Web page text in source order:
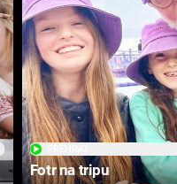
Fotr na tripu